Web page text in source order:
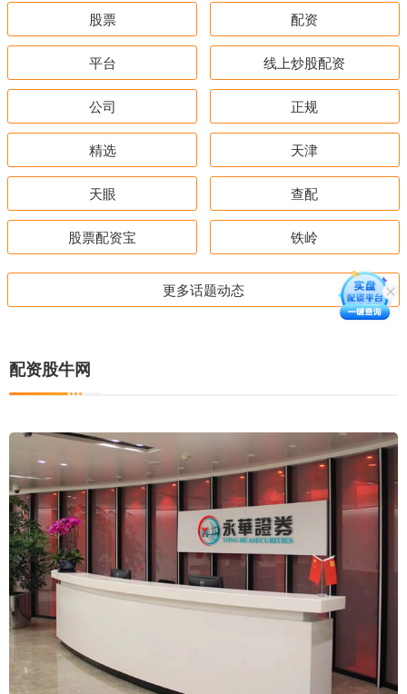
股票 配资
平台 线上炒股配资
公司 正规
精选 天津
天眼 查配
股票配资宝 铁岭
更多话题动态
配资股牛网